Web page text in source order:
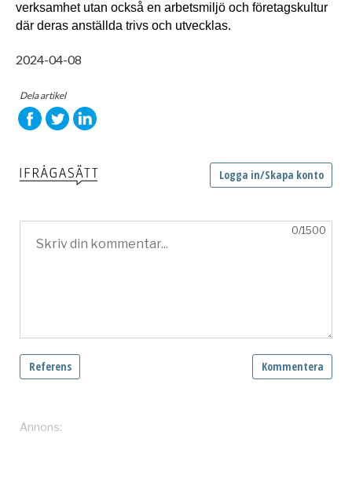
verksamhet utan också en arbetsmiljö och företagskultur
där deras anställda trivs och utvecklas.
2024-04-08
Dela artikel